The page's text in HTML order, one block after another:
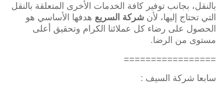
بالنقل، بجانب توفير كافة الخدمات الأخرى المتعلقة بالنقل
التي تحتاج إليها، لأن شركة السريع هدفها الأساسي هو
الحصول على رضاء كل عملائنا الكرام وتحقيق أعلى
مستوى من الرضا.
=================
سابعا شركة السيف :